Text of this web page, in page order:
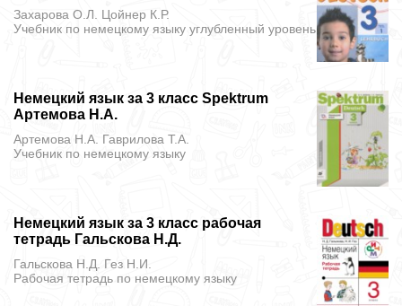
Захарова О.Л. Цойнер К.Р.
Учебник по немецкому языку углубленный уровень
Немецкий язык за 3 класс Spektrum
Артемова Н.А.
Артемова Н.А. Гаврилова Т.А.
Учебник по немецкому языку
Немецкий язык за 3 класс рабочая
тетрадь Гальскова Н.Д.
Гальскова Н.Д. Гез Н.И.
Рабочая тетрадь по немецкому языку